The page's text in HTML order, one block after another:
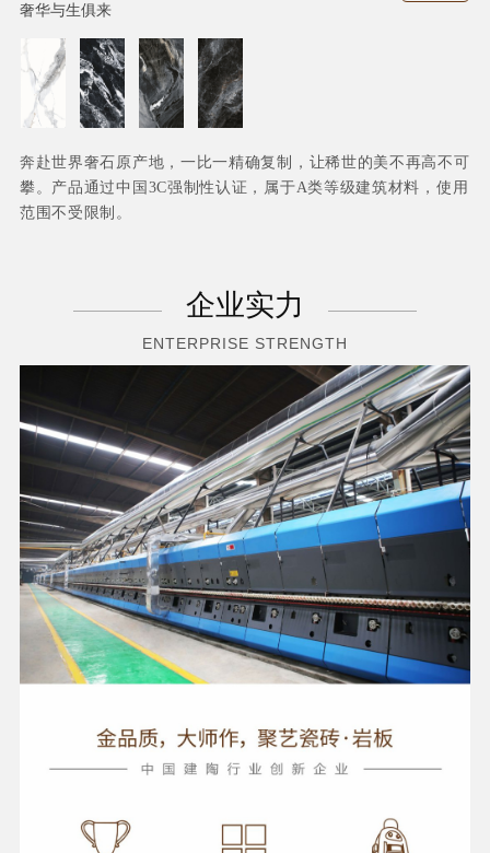
奢华与生俱来
奔赴世界奢石原产地，一比一精确复制，让稀世的美不再高不可
攀。产品通过中国3C强制性认证，属于A类等级建筑材料，使用
范围不受限制。
3C瓷质岩板
大美之作，高端之选
执行严格的企业内控标准，符合并优于国标GB/T4100-2015 附
更多>
企业实力
ENTERPRISE STRENGTH